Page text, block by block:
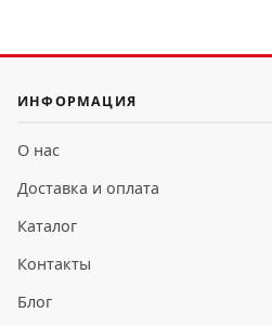
ИНФОРМАЦИЯ
О нас
Доставка и оплата
Каталог
Контакты
Блог